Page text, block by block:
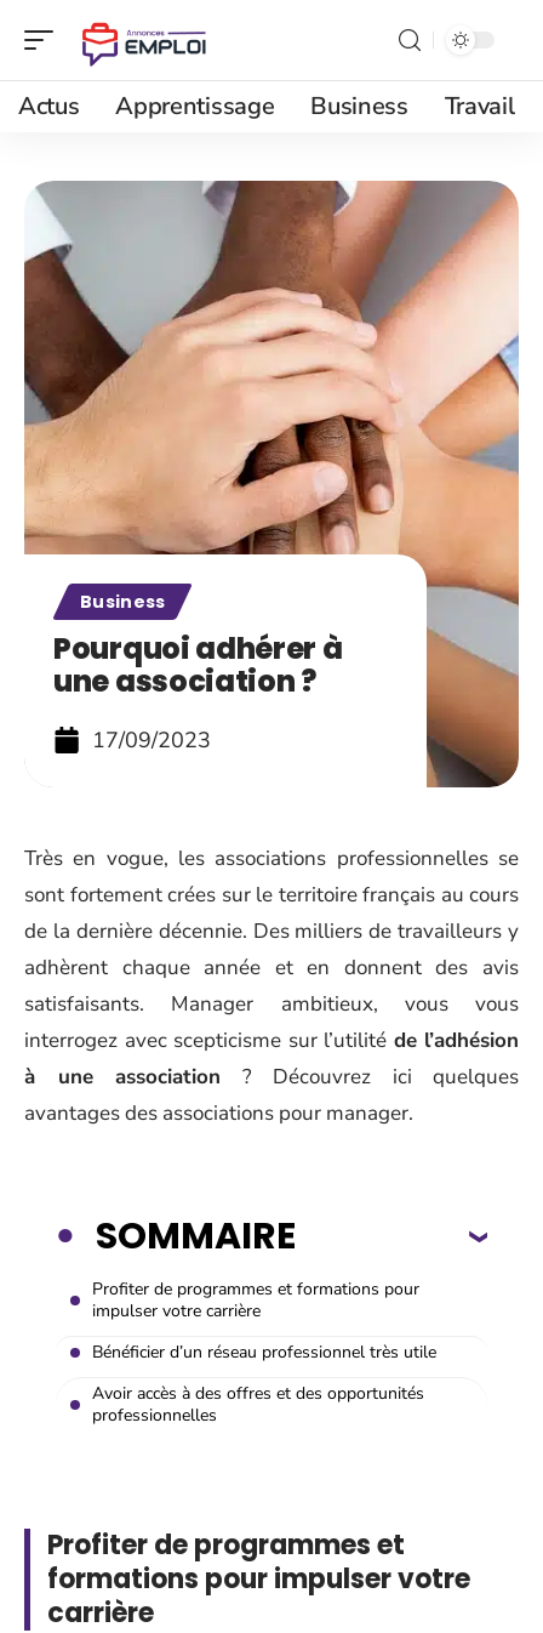
Actus Apprentissage Business Travail
Business
Pourquoi adhérer à
une association ?
17/09/2023
Très en vogue, les associations professionnelles se
sont fortement crées sur le territoire français au cours
de la dernière décennie. Des milliers de travailleurs y
adhèrent chaque année et en donnent des avis
satisfaisants. Manager ambitieux, vous vous
interrogez avec scepticisme sur l’utilité de l’adhésion
à une association ? Découvrez ici quelques
avantages des associations pour manager.
SOMMAIRE
Profiter de programmes et formations pour
impulser votre carrière
Bénéficier d’un réseau professionnel très utile
Avoir accès à des offres et des opportunités
professionnelles
Profiter de programmes et
formations pour impulser votre
carrière